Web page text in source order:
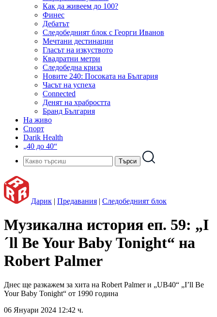
Как да живеем до 100?
Финес
Дебатът
Следобедният блок с Георги Иванов
Мечтани дестинации
Гласът на изкуството
Квадратни метри
Следобедна криза
Новите 240: Посоката на България
Часът на успеха
Connected
Денят на храбростта
Бранд България
На живо
Спорт
Darik Health
„40 до 40“
Дарик | Предавания | Следобедният блок
Музикална история еп. 59: „I
´ll Be Your Baby Tonight“ на
Robert Palmer
Днес ще разкажем за хита на Robert Palmer и „UB40“ „I’ll Be
Your Baby Tonight“ от 1990 година
06 Януари 2024 12:42 ч.